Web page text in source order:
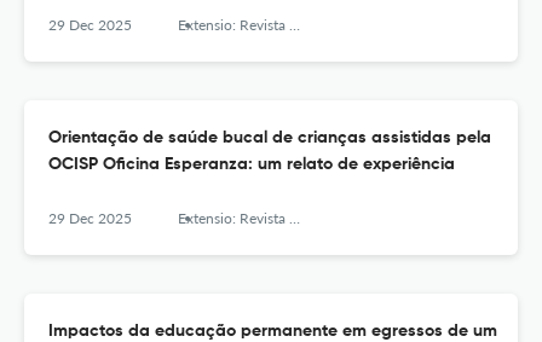
29 Dec 2025 Extensio: Revista Eletrônica de Extensão
Orientação de saúde bucal de crianças assistidas pela
OCISP Oficina Esperanza: um relato de experiência
29 Dec 2025 Extensio: Revista Eletrônica de Extensão
Impactos da educação permanente em egressos de um